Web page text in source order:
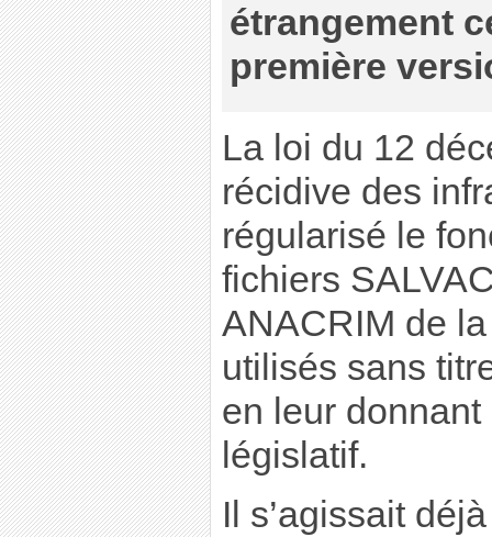
étrangement
première
La loi du 12
récidive des
régularisé le
fichiers
ANACRIM de
utilisés sans
en leur
législatif.
Il s’agissait